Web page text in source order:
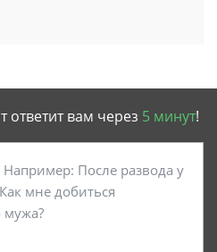
ответит вам через 5 минут!